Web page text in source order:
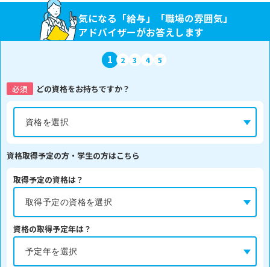
気になる「給与」「職場の雰囲気」
アドバイザーがお答えします
1 2 3 4 5
必須 どの資格をお持ちですか？
資格取得予定の方・学生の方はこちら
取得予定の資格は？
資格の取得予定年は？